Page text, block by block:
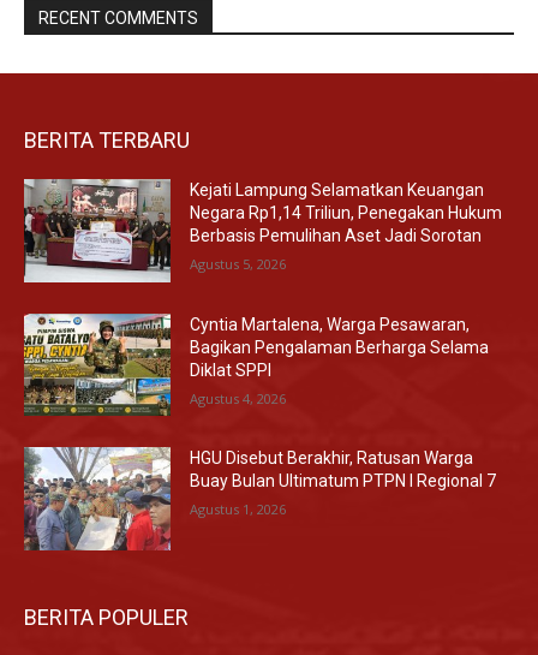
RECENT COMMENTS
BERITA TERBARU
Kejati Lampung Selamatkan Keuangan
Negara Rp1,14 Triliun, Penegakan Hukum
Berbasis Pemulihan Aset Jadi Sorotan
Agustus 5, 2026
Cyntia Martalena, Warga Pesawaran,
Bagikan Pengalaman Berharga Selama
Diklat SPPI
Agustus 4, 2026
HGU Disebut Berakhir, Ratusan Warga
Buay Bulan Ultimatum PTPN I Regional 7
Agustus 1, 2026
BERITA POPULER